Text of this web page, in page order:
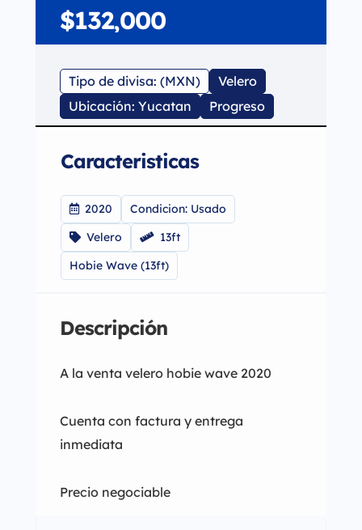
$132,000
Tipo de divisa: (MXN)
Velero
Ubicación: Yucatan
Progreso
Caracteristicas
2020
Condicion: Usado
Velero
13ft
Hobie Wave (13ft)
Descripción
A la venta velero hobie wave 2020
Cuenta con factura y entrega
inmediata
Precio negociable